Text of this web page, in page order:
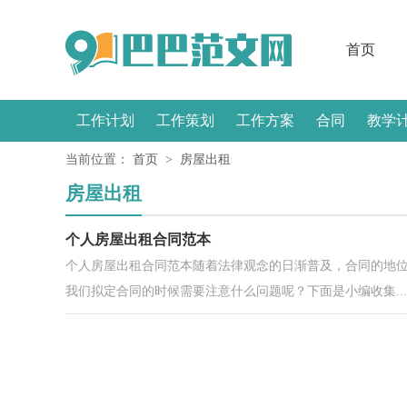
首页
工作计划 工作策划 工作方案 合同 教学
感言
当前位置： 首页 > 房屋出租
房屋出租
个人房屋出租合同范本
个人房屋出租合同范本随着法律观念的日渐普及，合同的地
我们拟定合同的时候需要注意什么问题呢？下面是小编收集...